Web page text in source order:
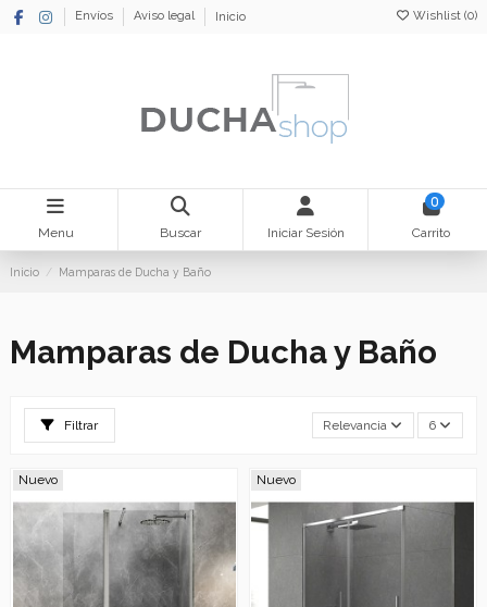
Envíos Aviso legal Inicio Wishlist (0)
Menu Buscar Iniciar Sesión
0
Carrito
Inicio Mamparas de Ducha y Baño
Mamparas de Ducha y Baño
Filtrar Relevancia 6
Nuevo Nuevo